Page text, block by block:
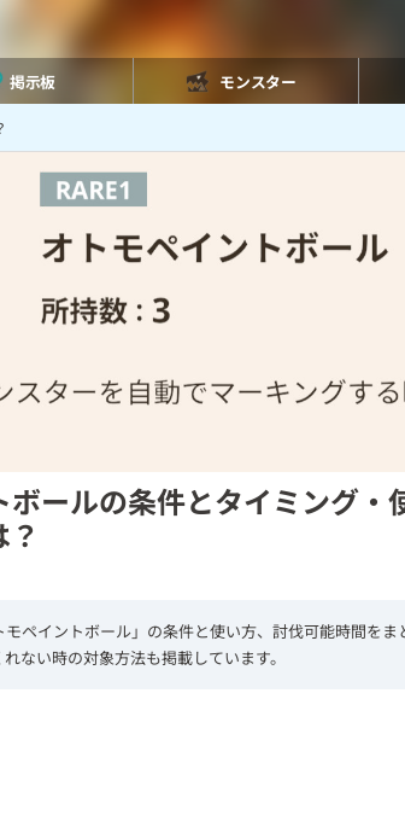
掲示板 モンスター
ボールの条件とタイミング・
モペイントボール」の条件と使い方、討伐可能時間をま
ない時の対象方法も掲載しています。